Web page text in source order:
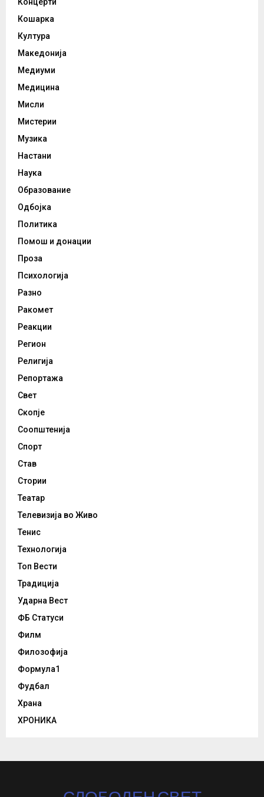
Кошарка
Култура
Македонија
Медиуми
Медицина
Мисли
Мистерии
Музика
Настани
Наука
Образование
Одбојка
Политика
Помош и донации
Проза
Психологија
Разно
Ракомет
Реакции
Регион
Религија
Репортажа
Свет
Скопје
Соопштенија
Спорт
Став
Стории
Театар
Телевизија во Живо
Тенис
Технологија
Топ Вести
Традиција
Ударна Вест
ФБ Статуси
Филм
Филозофија
Формула1
Фудбал
Храна
ХРОНИКА